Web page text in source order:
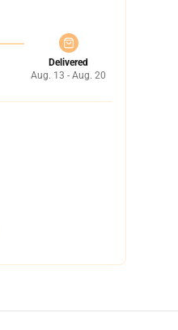
Delivered
Aug. 13 - Aug. 20